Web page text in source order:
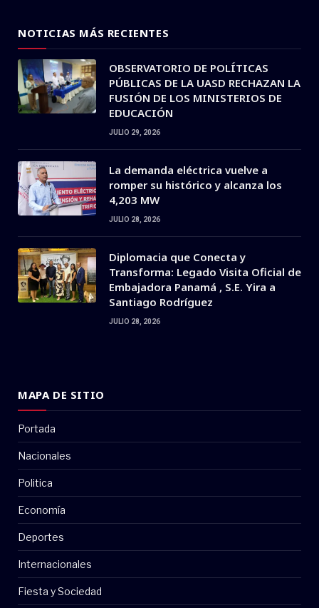
NOTICIAS MÁS RECIENTES
OBSERVATORIO DE POLÍTICAS
PÚBLICAS DE LA UASD RECHAZAN LA
FUSIÓN DE LOS MINISTERIOS DE
EDUCACIÓN
JULIO 29, 2026
La demanda eléctrica vuelve a
romper su histórico y alcanza los
4,203 MW
JULIO 28, 2026
Diplomacia que Conecta y
Transforma: Legado Visita Oficial de
Embajadora Panamá , S.E. Yira a
Santiago Rodríguez
JULIO 28, 2026
MAPA DE SITIO
Portada
Nacionales
Politica
Economía
Deportes
Internacionales
Fiesta y Sociedad